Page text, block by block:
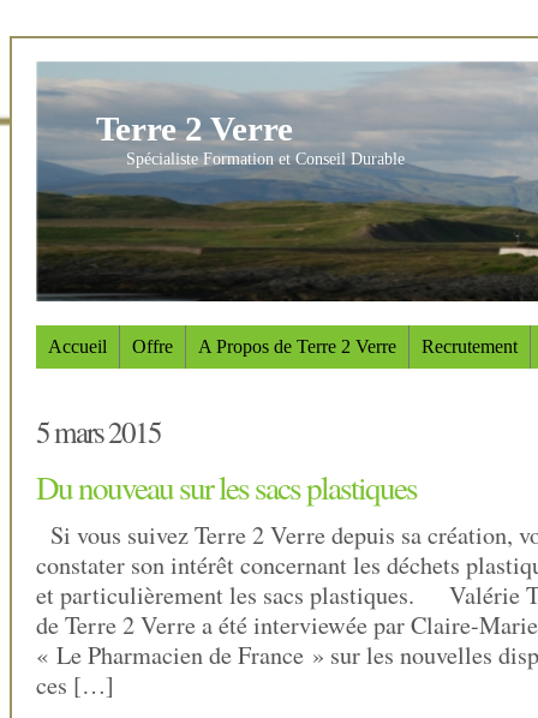
Terre 2 Verre
Spécialiste Formation et Conseil Durable
Accueil Offre A Propos de Terre 2 Verre Recrutement
5 mars 2015
Du nouveau sur les sacs plastiques
Si vous suivez Terre 2 Verre depuis sa création,
constater son intérêt concernant les déchets
et particulièrement les sacs plastiques. Valérie
de Terre 2 Verre a été interviewée par Claire-
« Le Pharmacien de France » sur les nouvelles
ces […]